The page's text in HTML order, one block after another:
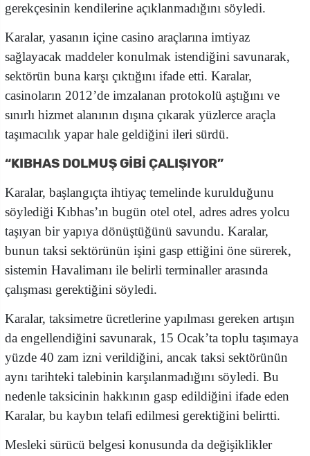
gerekçesinin kendilerine açıklanmadığını söyledi.
Karalar, yasanın içine casino araçlarına imtiyaz
sağlayacak maddeler konulmak istendiğini savunarak,
sektörün buna karşı çıktığını ifade etti. Karalar,
casinoların 2012’de imzalanan protokolü aştığını ve
sınırlı hizmet alanının dışına çıkarak yüzlerce araçla
taşımacılık yapar hale geldiğini ileri sürdü.
“KIBHAS DOLMUŞ GİBİ ÇALIŞIYOR”
Karalar, başlangıçta ihtiyaç temelinde kurulduğunu
söylediği Kıbhas’ın bugün otel otel, adres adres yolcu
taşıyan bir yapıya dönüştüğünü savundu. Karalar,
bunun taksi sektörünün işini gasp ettiğini öne sürerek,
sistemin Havalimanı ile belirli terminaller arasında
çalışması gerektiğini söyledi.
Karalar, taksimetre ücretlerine yapılması gereken artışın
da engellendiğini savunarak, 15 Ocak’ta toplu taşımaya
yüzde 40 zam izni verildiğini, ancak taksi sektörünün
aynı tarihteki talebinin karşılanmadığını söyledi. Bu
nedenle taksicinin hakkının gasp edildiğini ifade eden
Karalar, bu kaybın telafi edilmesi gerektiğini belirtti.
Mesleki sürücü belgesi konusunda da değişiklikler